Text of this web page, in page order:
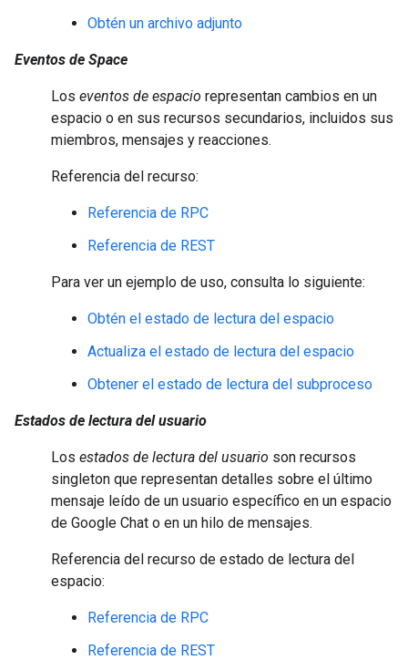
Obtén un archivo adjunto
Eventos de Space
Los eventos de espacio representan cambios en un
espacio o en sus recursos secundarios, incluidos sus
miembros, mensajes y reacciones.
Referencia del recurso:
Referencia de RPC
Referencia de REST
Para ver un ejemplo de uso, consulta lo siguiente:
Obtén el estado de lectura del espacio
Actualiza el estado de lectura del espacio
Obtener el estado de lectura del subproceso
Estados de lectura del usuario
Los estados de lectura del usuario son recursos
singleton que representan detalles sobre el último
mensaje leído de un usuario específico en un espacio
de Google Chat o en un hilo de mensajes.
Referencia del recurso de estado de lectura del
espacio:
Referencia de RPC
Referencia de REST